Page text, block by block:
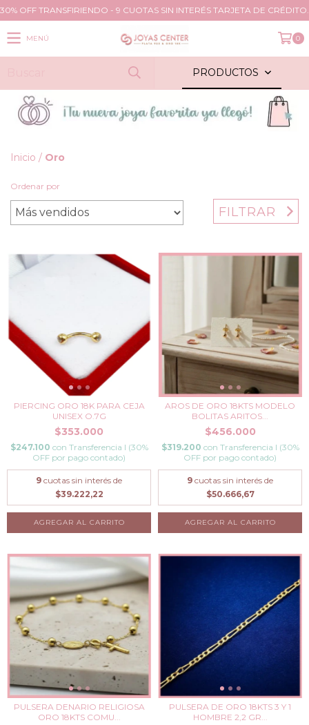
30% OFF TRANSFIRIENDO - 9 CUOTAS SIN INTERÉS TARJETA DE CRÉDITO.
MENÚ 0
PRODUCTOS
Inicio / Oro
Ordenar por
FILTRAR
PIERCING ORO 18K PARA CEJA
UNISEX O.7G
$353.000
$247.100 con Transferencia I (30%
OFF por pago contado)
9 cuotas sin interés de
$39.222,22
AROS DE ORO 18KTS MODELO
BOLITAS ARITOS...
$456.000
$319.200 con Transferencia I (30%
OFF por pago contado)
9 cuotas sin interés de
$50.666,67
PULSERA DENARIO RELIGIOSA
ORO 18KTS COMU...
PULSERA DE ORO 18KTS 3 Y 1
HOMBRE 2,2 GR...